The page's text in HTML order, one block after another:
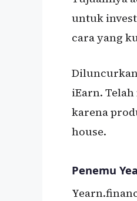
untuk
cara yang
Diluncurkan
iEarn.
karena
house.
Penemu